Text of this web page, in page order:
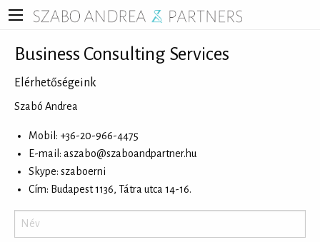
Business Consulting Services
Elérhetőségeink
Szabó Andrea
Mobil: +36-20-966-4475
E-mail: aszabo@szaboandpartner.hu
Skype: szaboerni
Cím: Budapest 1136, Tátra utca 14-16.